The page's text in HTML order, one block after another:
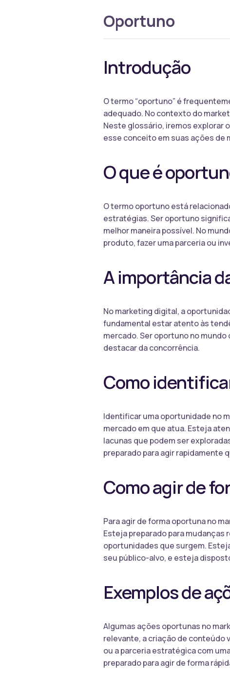
Oportuno
Introdução
O termo “oportuno” é
adequado. No contexto do
Neste glossário, iremos explorar
esse conceito em suas ações de
O que é
O termo oportuno está
estratégias. Ser oportuno
melhor maneira possível. No
produto, fazer uma parceria ou
A importância
No marketing digital, a
fundamental estar atento às
mercado. Ser oportuno no
destacar da concorrência.
Como
Identificar uma oportunidade no
mercado em que atua. Esteja
lacunas que podem ser
preparado para agir rapidamente
Como agir de
Para agir de forma oportuna no
Esteja preparado para
oportunidades que surgem.
seu público-alvo, e esteja
Exemplos de
Algumas ações oportunas no
relevante, a criação de conteúdo
ou a parceria estratégica com
preparado para agir de forma